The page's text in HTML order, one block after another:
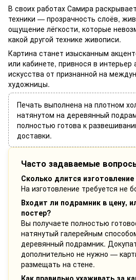
В своих работах Самира
техники — прозрачность слоёв,
ощущение лёгкости, которые
какой другой технике живописи.
Картина станет изысканным
или кабинете, привнося в
искусства от признанной на
художницы.
Печать выполнена на плотном
натянутом на деревянный
полностью готова к
доставки.
Часто задаваемые
Сколько длится
На изготовление требуется не
Входит ли подрамник в цену,
постер?
Вы получаете полностью
натянутый галерейным
деревянный подрамник.
дополнительно не нужно —
размещать на стене.
Как правильно ухаживать за